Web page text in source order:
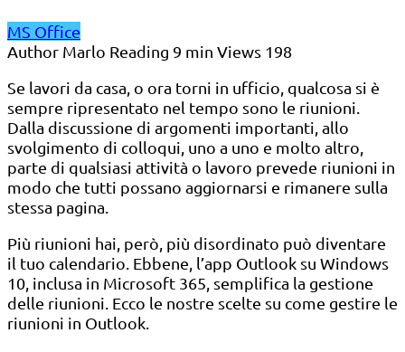
MS Office
Author Marlo Reading 9 min Views 198
Se lavori da casa, o ora torni in ufficio, qualcosa si è
sempre ripresentato nel tempo sono le riunioni.
Dalla discussione di argomenti importanti, allo
svolgimento di colloqui, uno a uno e molto altro,
parte di qualsiasi attività o lavoro prevede riunioni in
modo che tutti possano aggiornarsi e rimanere sulla
stessa pagina.
Più riunioni hai, però, più disordinato può diventare
il tuo calendario. Ebbene, l’app Outlook su Windows
10, inclusa in Microsoft 365, semplifica la gestione
delle riunioni. Ecco le nostre scelte su come gestire le
riunioni in Outlook.